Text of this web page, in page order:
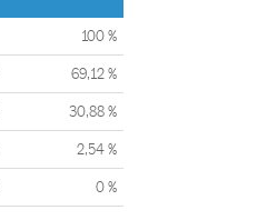
100 %
69,12 %
30,88 %
2,54 %
0 %